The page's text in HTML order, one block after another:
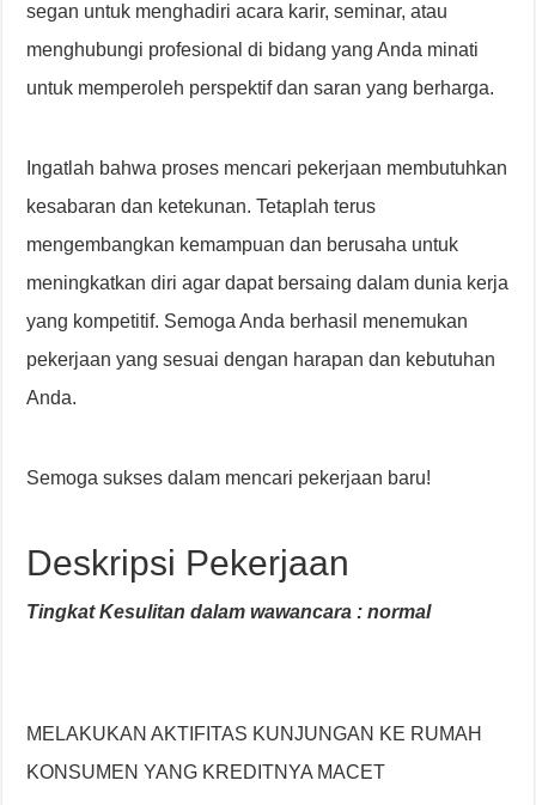
segan untuk menghadiri acara karir, seminar, atau
menghubungi profesional di bidang yang Anda minati
untuk memperoleh perspektif dan saran yang berharga.
Ingatlah bahwa proses mencari pekerjaan membutuhkan
kesabaran dan ketekunan. Tetaplah terus
mengembangkan kemampuan dan berusaha untuk
meningkatkan diri agar dapat bersaing dalam dunia kerja
yang kompetitif. Semoga Anda berhasil menemukan
pekerjaan yang sesuai dengan harapan dan kebutuhan
Anda.
Semoga sukses dalam mencari pekerjaan baru!
Deskripsi Pekerjaan
Tingkat Kesulitan dalam wawancara : normal
MELAKUKAN AKTIFITAS KUNJUNGAN KE RUMAH
KONSUMEN YANG KREDITNYA MACET